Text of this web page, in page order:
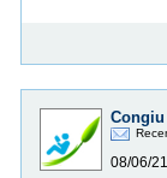
08/06/